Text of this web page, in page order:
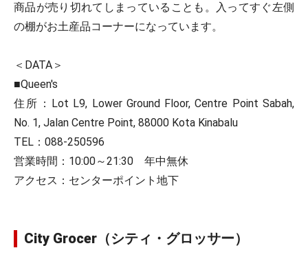
商品が売り切れてしまっていることも。入ってすぐ左側
の棚がお土産品コーナーになっています。
＜DATA＞
■Queen's
住所：Lot L9, Lower Ground Floor, Centre Point Sabah,
No. 1, Jalan Centre Point, 88000 Kota Kinabalu
TEL：088-250596
営業時間：10:00～21:30 年中無休
アクセス：センターポイント地下
City Grocer（シティ・グロッサー）